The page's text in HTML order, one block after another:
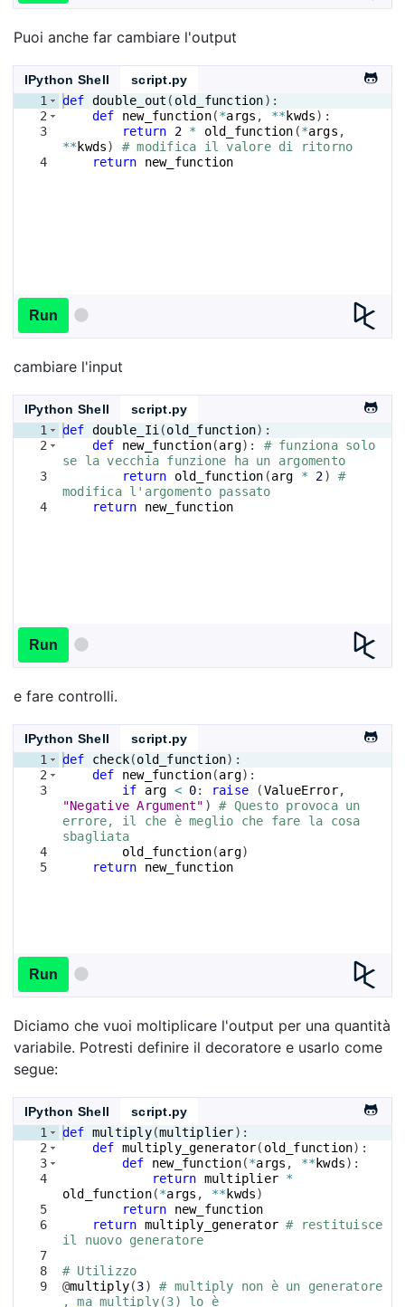
Puoi anche far cambiare l'output
IPython Shell
script.py
1
2
3
4
def double_out ( old_function) :
def
new_function(*args , ** kwds) :
return
2 * old_function (*args ,
** kwds)
# modifica il valore di ritorno
return
new_function
Run
cambiare l'input
IPython Shell
script.py
1
2
3
4
def double_Ii (old_function) :
def
new_function(arg) : # funziona solo
se la vecchia funzione ha un argomento
return
old_function (arg * 2)
#
modifica l'argomento passato
return
new_function
Run
e fare controlli.
IPython Shell
script.py
1
2
3
4
5
def check(old_function) :
def
new_function(arg) :
if
arg < 0: raise (ValueError,
"Negative Argument" )
# Questo provoca un
errore, il che è meglio che fare la cosa
sbagliata
old_function(arg)
return
new_function
Run
Diciamo che vuoi moltiplicare l'output per una quantità
variabile. Potresti definire il decoratore e usarlo come
segue:
IPython Shell
script.py
1
2
3
4
5
6
7
8
9
def multiply(multiplier) :
def multiply_generator( old_function) :
def
new_function(*args , ** kwds) :
return multiplier *
old_function(*args , ** kwds)
return
new_function
return multiply_generator # restituisce
il nuovo generatore
# Utilizzo
@multiply(3)
# multiply non è un generatore
, ma multiply(3) lo è